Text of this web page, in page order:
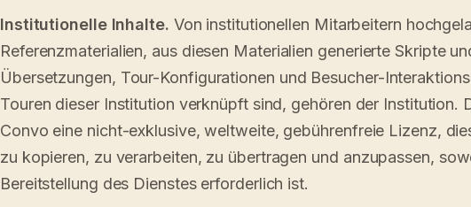
Institutionelle Inhalte. Von institutionellen Mitarbeitern
Referenzmaterialien, aus diesen Materialien generierte Skripte
Übersetzungen, Tour-Konfigurationen und Besucher-
Touren dieser Institution verknüpft sind, gehören der Institution.
Convo eine nicht-exklusive, weltweite, gebührenfreie Lizenz,
zu kopieren, zu verarbeiten, zu übertragen und anzupassen,
Bereitstellung des Dienstes erforderlich ist.